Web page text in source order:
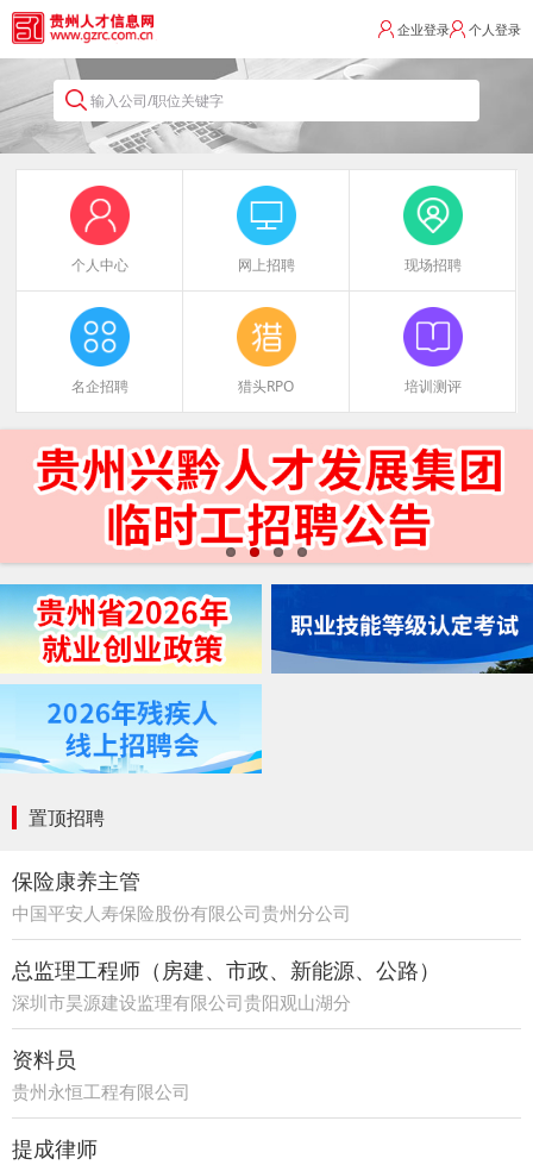
个人登录
企业登录
输入公司/职位关键字
个人中心 网上招聘 现场招聘
名企招聘 猎头RPO 培训测评
置顶招聘
保险康养主管
中国平安人寿保险股份有限公司贵州分公司
21部
总监理工程师（房建、市政、新能源、公路）
深圳市昊源建设监理有限公司贵阳观山湖分
公司
资料员
贵州永恒工程有限公司
提成律师